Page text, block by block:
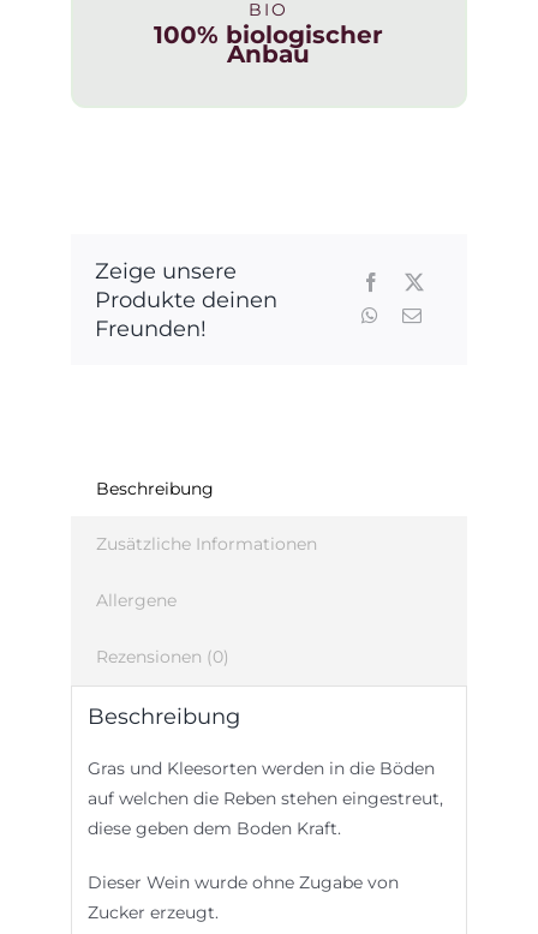
BIO
100% biologischer
Anbau
Beschreibung
Zusätzliche Informationen
Allergene
Rezensionen (0)
Beschreibung
Gras und Kleesorten werden in die Böden
auf welchen die Reben stehen eingestreut,
diese geben dem Boden Kraft.
Dieser Wein wurde ohne Zugabe von
Zucker erzeugt.
Zeige unsere
Produkte deinen
Freunden!